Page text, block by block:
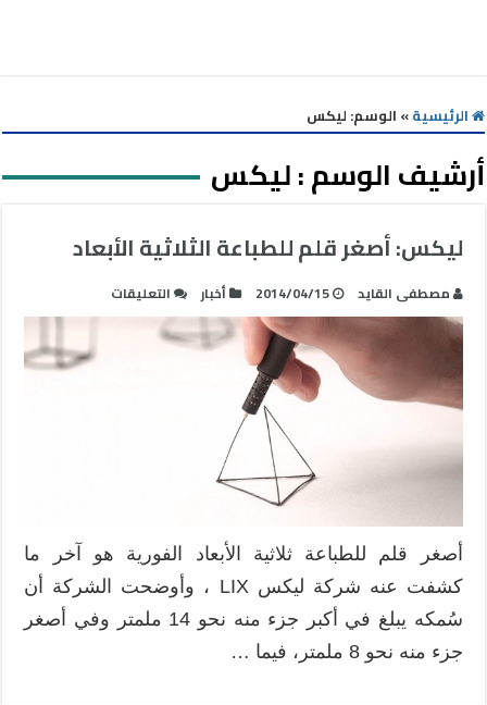
الرئيسية» الوسم: ليكس
أرشيف الوسم :ليكس
ليكس: أصغر قلم للطباعة الثلاثية الأبعاد
مصطفى القايد 2014/04/15 أخبار التعليقات
ليكس:
قلم
أصغر قلم للطباعة ثلاثية الأبعاد الفورية هو آخر ما
كشفت عنه شركة ليكس LIX ، وأوضحت الشركة أن
سُمكه يبلغ في أكبر جزء منه نحو 14 ملمتر وفي أصغر
جزء منه نحو 8 ملمتر، فيما …